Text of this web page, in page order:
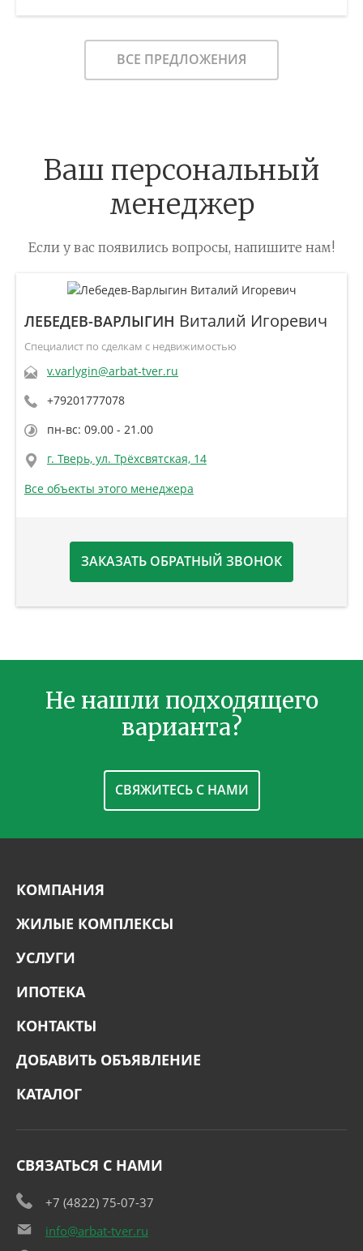
Этаж:
3/9
В ИЗБРАННОЕ
ВСЕ ПРЕДЛОЖЕНИЯ
Ваш персональный
менеджер
Если у вас появились вопросы, напишите нам!
ЛЕБЕДЕВ-ВАРЛЫГИН Виталий Игоревич
Специалист по сделкам с недвижимостью
v.varlygin@arbat-tver.ru
+79201777078
пн-вс: 09.00 - 21.00
г. Тверь, ул. Трёхсвятская, 14
Все объекты этого менеджера
ЗАКАЗАТЬ ОБРАТНЫЙ ЗВОНОК
Не нашли подходящего
варианта?
СВЯЖИТЕСЬ С НАМИ
КОМПАНИЯ
ЖИЛЫЕ КОМПЛЕКСЫ
УСЛУГИ
ИПОТЕКА
КОНТАКТЫ
ДОБАВИТЬ ОБЪЯВЛЕНИЕ
КАТАЛОГ
СВЯЗАТЬСЯ С НАМИ
+7 (4822) 75-07-37
info@arbat-tver.ru